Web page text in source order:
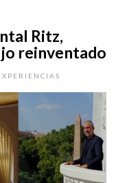
Ritz,
reinventado